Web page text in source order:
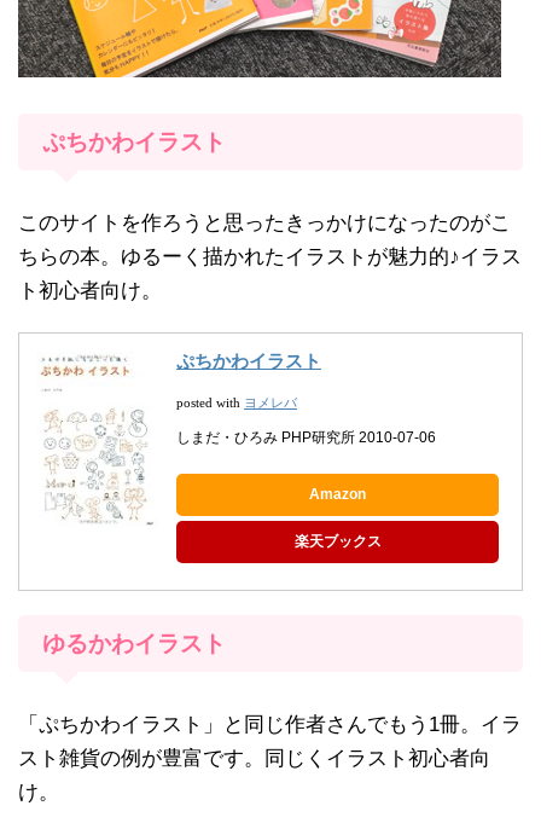
ぷちかわイラスト
このサイトを作ろうと思ったきっかけになったのがこ
ちらの本。ゆるーく描かれたイラストが魅力的♪イラス
ト初心者向け。
ぷちかわイラスト
posted with ヨメレバ
しまだ・ひろみ PHP研究所 2010-07-06
Amazon
楽天ブックス
ゆるかわイラスト
「ぷちかわイラスト」と同じ作者さんでもう1冊。イラ
スト雑貨の例が豊富です。同じくイラスト初心者向
け。